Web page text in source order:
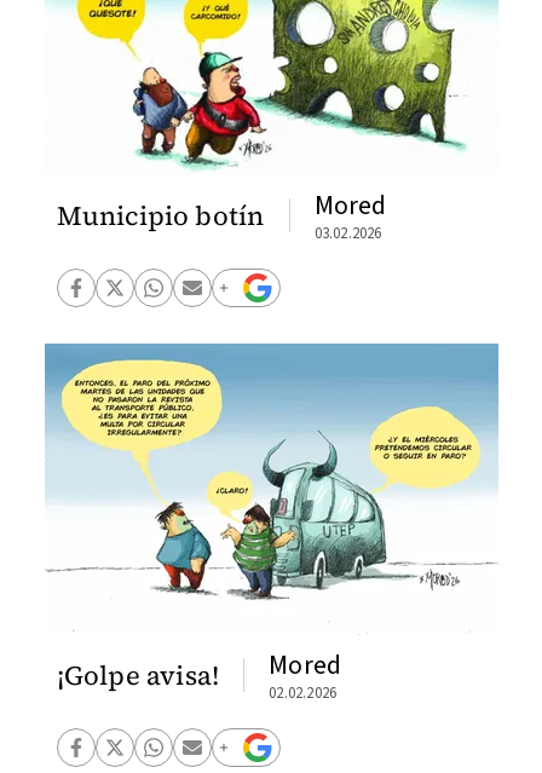
Municipio botín Mored
03.02.2026
¡Golpe avisa! Mored
02.02.2026